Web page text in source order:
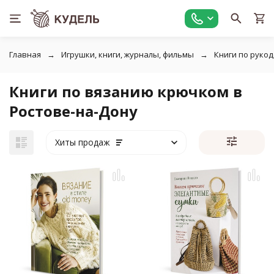
Главная Игрушки, книги, журналы, фильмы Книги по
Книги по вязанию крючком в
Ростове-на-Дону
Хиты продаж